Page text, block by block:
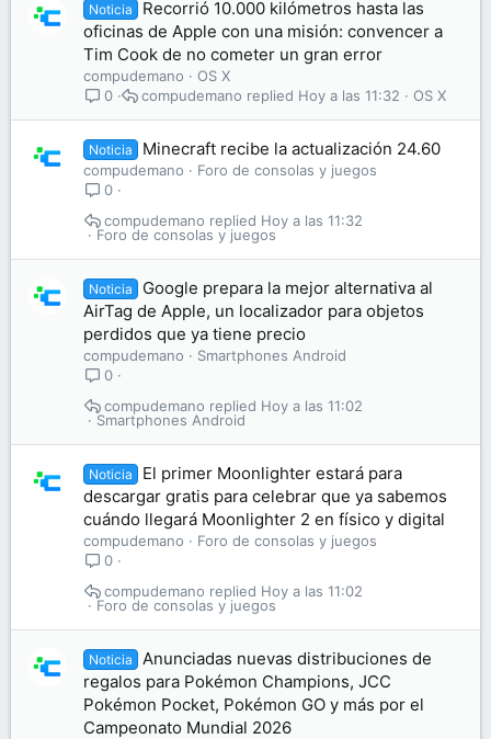
Noticia
Recorrió 10.000 kilómetros hasta las
oficinas de Apple con una misión: convencer a
Tim Cook de no cometer un gran error
compudemano
OS X
0
OS X
Hoy a las 11:32
compudemano
Noticia Minecraft recibe la actualización 24.60
compudemano
Foro de consolas y juegos
0
Foro de consolas y juegos
Hoy a las 11:32
compudemano
Noticia
Google prepara la mejor alternativa al
AirTag de Apple, un localizador para objetos
perdidos que ya tiene precio
compudemano
Smartphones Android
0
Smartphones Android
Hoy a las 11:02
compudemano
Noticia
El primer Moonlighter estará para
descargar gratis para celebrar que ya sabemos
cuándo llegará Moonlighter 2 en físico y digital
compudemano
Foro de consolas y juegos
0
Foro de consolas y juegos
Hoy a las 11:02
compudemano
Noticia
Anunciadas nuevas distribuciones de
regalos para Pokémon Champions, JCC
Pokémon Pocket, Pokémon GO y más por el
Campeonato Mundial 2026